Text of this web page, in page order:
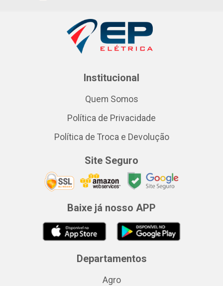
Institucional
Quem Somos
Política de Privacidade
Política de Troca e Devolução
Site Seguro
Baixe já nosso APP
Departamentos
Agro